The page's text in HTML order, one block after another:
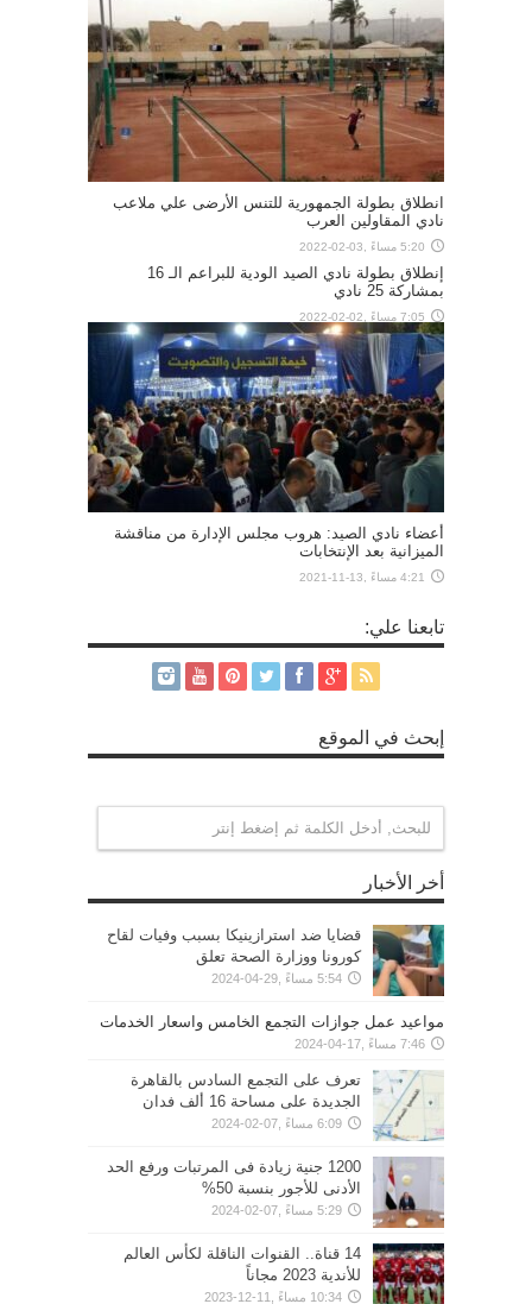
انطلاق بطولة الجمهورية للتنس الأرضى علي ملاعب
نادي المقاولين العرب
5:20 مساءً ,03-02-2022
إنطلاق بطولة نادي الصيد الودية للبراعم الـ 16
بمشاركة 25 نادي
7:05 مساءً ,02-02-2022
أعضاء نادي الصيد: هروب مجلس الإدارة من مناقشة
الميزانية بعد الإنتخابات
4:21 مساءً ,13-11-2021
تابعنا علي:
إبحث في الموقع
أخر الأخبار
قضايا ضد استرازينيكا بسبب وفيات لقاح
كورونا ووزارة الصحة تعلق
5:54 مساءً ,29-04-2024
مواعيد عمل جوازات التجمع الخامس واسعار الخدمات
7:46 مساءً ,17-04-2024
تعرف على التجمع السادس بالقاهرة
الجديدة على مساحة 16 ألف فدان
6:09 مساءً ,07-02-2024
1200 جنية زيادة فى المرتبات ورفع الحد
الأدنى للأجور بنسبة 50%
5:29 مساءً ,07-02-2024
14 قناة.. القنوات الناقلة لكأس العالم
للأندية 2023 مجاناً
10:34 مساءً ,11-12-2023